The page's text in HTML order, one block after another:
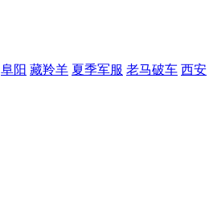
阜阳 藏羚羊 夏季军服 老马破车 西安